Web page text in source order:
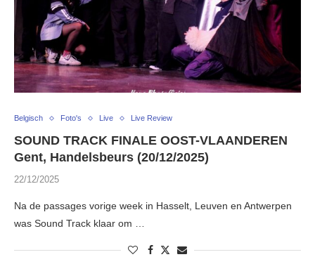
Belgisch Foto's Live Live Review
SOUND TRACK FINALE OOST-VLAANDEREN
Gent, Handelsbeurs (20/12/2025)
22/12/2025
Na de passages vorige week in Hasselt, Leuven en Antwerpen
was Sound Track klaar om …